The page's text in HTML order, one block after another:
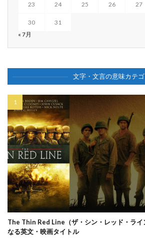
23 24 25 26 27
30
31
« 7月
文字・文言の意味カテゴ
The Thin Red Line（ザ・シン・レッド・ライ
なる英文・映画タイトル